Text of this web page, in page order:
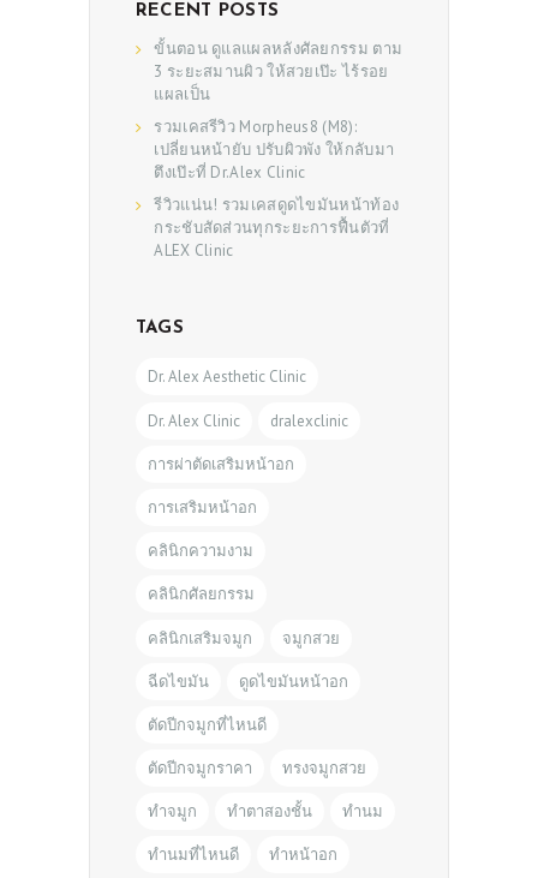
RECENT POSTS
ขั้นตอน ดูแลแผลหลังศัลยกรรม ตาม
3 ระยะสมานผิว ให้สวยเป๊ะ ไร้รอย
แผลเป็น
รวมเคสรีวิว Morpheus8 (M8):
เปลี่ยนหน้ายับ ปรับผิวพัง ให้กลับมา
ตึงเป๊ะที่ Dr.Alex Clinic
รีวิวแน่น! รวมเคสดูดไขมันหน้าท้อง
กระชับสัดส่วนทุกระยะการฟื้นตัวที่
ALEX Clinic
TAGS
Dr. Alex Aesthetic Clinic
Dr. Alex Clinic dralexclinic
การผ่าตัดเสริมหน้าอก
การเสริมหน้าอก
คลินิกความงาม
คลินิกศัลยกรรม
คลินิกเสริมจมูก จมูกสวย
ฉีดไขมัน ดูดไขมันหน้าอก
ตัดปีกจมูกที่ไหนดี
ตัดปีกจมูกราคา ทรงจมูกสวย
ทำจมูก ทำตาสองชั้น ทำนม
ทำนมที่ไหนดี ทำหน้าอก